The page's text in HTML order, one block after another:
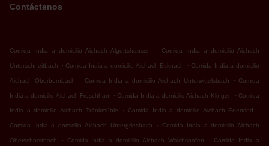
Contáctenos
Comida India a domicilio Aichach Algertshausen . Comida India a domicilio Aichach
Unterschneitbach . Comida India a domicilio Aichach Ecknach . Comida India a domicilio
Aichach Oberbernbach . Comida India a domicilio Aichach Unterwittelsbach . Comida
India a domicilio Aichach Froschham . Comida India a domicilio Aichach Klingen . Comida
India a domicilio Aichach Tränkmühle . Comida India a domicilio Aichach Edenried .
Comida India a domicilio Aichach Untergriesbach . Comida India a domicilio Aichach
Oberschneitbach . Comida India a domicilio Aichach Walchshofen . Comida India a